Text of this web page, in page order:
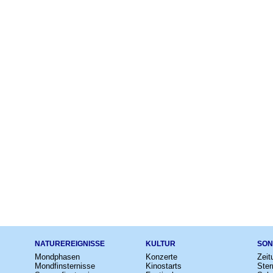
NATUREREIGNISSE
Mondphasen
Mondfinsternisse
KULTUR
Konzerte
Kinostarts